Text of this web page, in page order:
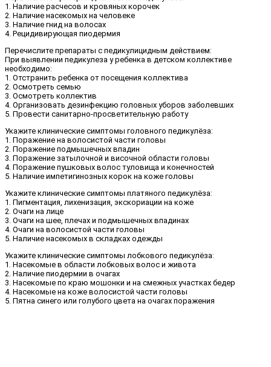
1. Наличие расчесов и кровяных корочек
2. Наличие насекомых на человеке
3. Наличие гнид на волосах
4. Рецидивирующая пиодермия
Перечислите препараты с педикулицидным действием:
При выявлении педикулеза у ребенка в детском коллективе
необходимо:
1. Отстранить ребенка от посещения коллектива
2. Осмотреть семью
3. Осмотреть коллектив
4. Организовать дезинфекцию головных уборов заболевших
5. Провести санитарно-просветительную работу
Укажите клинические симптомы головного педикулёза:
1. Поражение на волосистой части головы
2. Поражение подмышечных впадин
3. Поражение затылочной и височной области головы
4. Поражение пушковых волос туловища и конечностей
5. Наличие импетигинозных корок на коже головы
Укажите клинические симптомы платяного педикулёза:
1. Пигментация, лихенизация, экскориации на коже
2. Очаги на лице
3. Очаги на шее, плечах и подмышечных впадинах
4. Очаги на волосистой части головы
5. Наличие насекомых в складках одежды
Укажите клинические симптомы лобкового педикулёза:
1. Насекомые в области лобковых волос и живота
2. Наличие пиодермии в очагах
3. Насекомые по краю мошонки и на смежных участках бедер
4. Насекомые на коже волосистой части головы
5. Пятна синего или голубого цвета на очагах поражения